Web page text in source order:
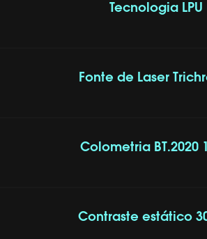
Tecnologia LPU
Fonte de Laser
Colometria BT.2020
Contraste estático